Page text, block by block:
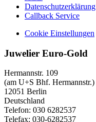
Datenschutzerklärung
Callback Service
Cookie Einstellungen
Juwelier Euro-Gold
Hermannstr. 109
(am U+S Bhf. Hermannstr.)
12051 Berlin
Deutschland
Telefon: 030 6282537
Telefax: 030-6282537